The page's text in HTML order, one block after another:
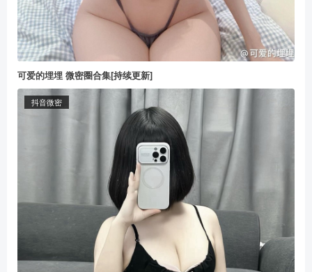
可爱的埋埋 微密圈合集[持续更新]
抖音微密